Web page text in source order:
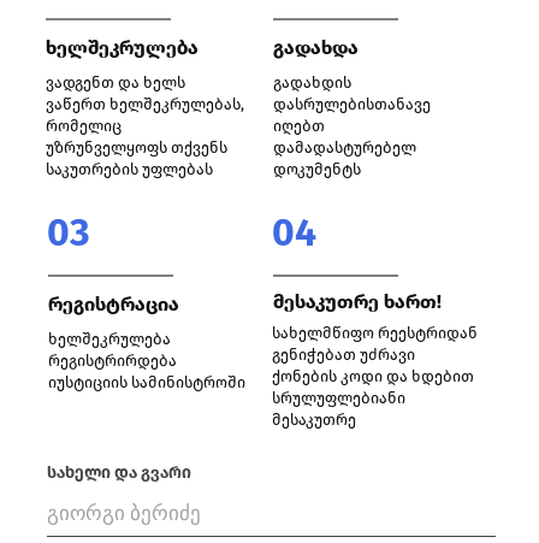
ხელშეკრულება
ვადგენთ და ხელს
ვაწერთ ხელშეკრულებას,
რომელიც
უზრუნველყოფს თქვენს
საკუთრების უფლებას
გადახდა
გადახდის
დასრულებისთანავე
იღებთ
დამადასტურებელ
დოკუმენტს
03
რეგისტრაცია
ხელშეკრულება
რეგისტრირდება
იუსტიციის სამინისტროში
04
მესაკუთრე ხართ!
სახელმწიფო რეესტრიდან
გენიჭებათ უძრავი
ქონების კოდი და ხდებით
სრულუფლებიანი
მესაკუთრე
სახელი და გვარი